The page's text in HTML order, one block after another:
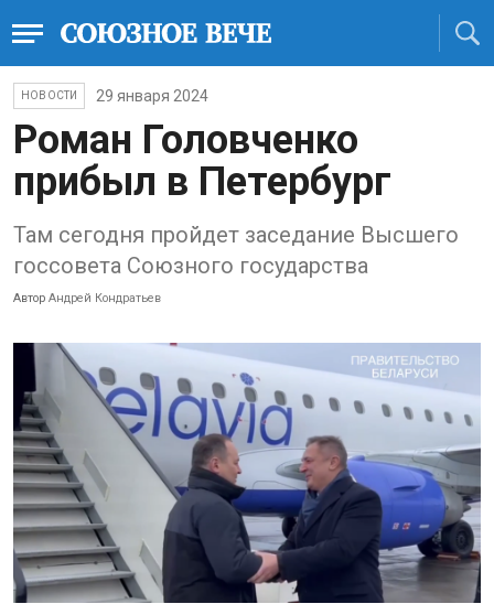
НОВОСТИ 29 января 2024
Роман Головченко
прибыл в Петербург
Там сегодня пройдет заседание Высшего
госсовета Союзного государства
Автор Андрей Кондратьев